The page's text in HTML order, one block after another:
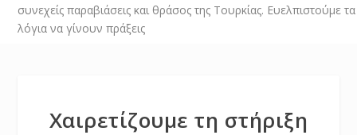
συνεχείς παραβιάσεις και θράσος της Τουρκίας. Ευελπιστούμε τα
λόγια να γίνουν πράξεις
Χαιρετίζουμε τη στήριξη